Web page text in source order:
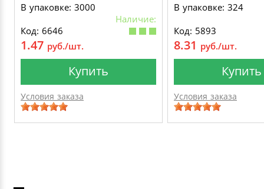
В упаковке: 3000
Наличие:
Код: 6646
1.47 руб./шт.
Купить
Условия заказа
В упаковке: 324
Код: 5893
8.31 руб./шт.
Купить
Условия заказа